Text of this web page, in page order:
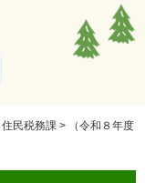
住民税務課 >
（令和８年度